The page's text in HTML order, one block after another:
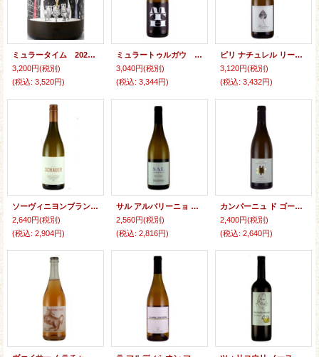
ミュラータイム 2023 ヤン・マティアス・クライン （ドイツ白）
3,200円(税別)
(税込: 3,520円)
ミュラートゥルガウ 2024 ヴァイングート・ヴァイガント （ドイツ）
3,040円(税別)
(税込: 3,344円)
ピリ ナチュレル リースリング 2023 ピリ・ヴァイン (ドイツ)
3,120円(税別)
(税込: 3,432円)
ソーヴィニヨンブラン クワツィット&シーファー 2023 シャウアー (オーストリア )
2,640円(税別)
(税込: 2,904円)
サル アルバリーニョ 2024 イリア・オテロ・マソイ （スペイン白）
2,560円(税別)
(税込: 2,816円)
カンパーニュ ド ゴール シャルドネ 2022 シャトー・ド・ゴール
2,400円(税別)
(税込: 2,640円)